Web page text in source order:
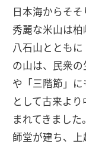
日本海からそ
秀麗な米山は柏
八石山ととも
の山は、民衆の
や「三階節」
として古来よ
まれてきまし
師堂が建ち、